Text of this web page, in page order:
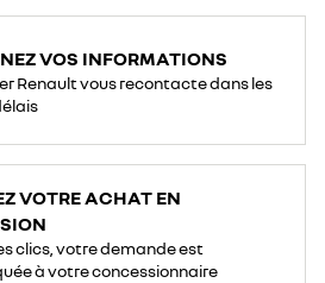
VOS INFORMATIONS
Renault vous recontacte dans les
VOTRE ACHAT EN
clics, votre demande est
à votre concessionnaire